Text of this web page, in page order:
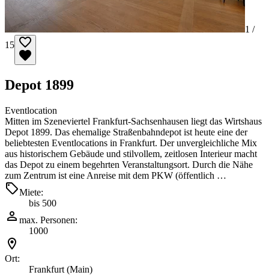
1 /
15
Depot 1899
Eventlocation
Mitten im Szeneviertel Frankfurt-Sachsenhausen liegt das Wirtshaus
Depot 1899. Das ehemalige Straßenbahndepot ist heute eine der
beliebtesten Eventlocations in Frankfurt. Der unvergleichliche Mix
aus historischem Gebäude und stilvollem, zeitlosen Interieur macht
das Depot zu einem begehrten Veranstaltungsort. Durch die Nähe
zum Zentrum ist eine Anreise mit dem PKW (öffentlich …
Miete:
bis 500
max. Personen:
1000
Ort:
Frankfurt (Main)